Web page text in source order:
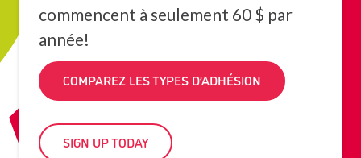
commencent à seulement 60 $ par
année!
COMPAREZ LES TYPES D’ADHÉSION
SIGN UP TODAY